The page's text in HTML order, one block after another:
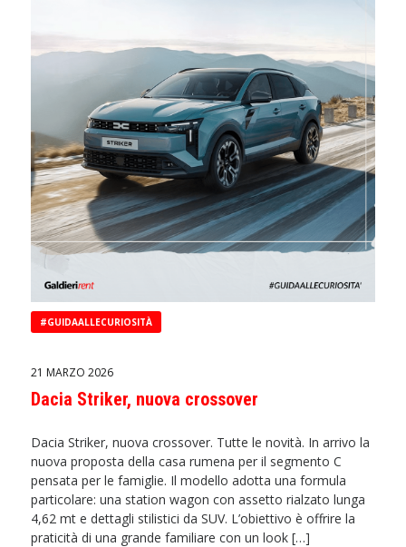
#GUIDAALLECURIOSITÀ
21 MARZO 2026
Dacia Striker, nuova crossover
Dacia Striker, nuova crossover. Tutte le novità. In arrivo la
nuova proposta della casa rumena per il segmento C
pensata per le famiglie. Il modello adotta una formula
particolare: una station wagon con assetto rialzato lunga
4,62 mt e dettagli stilistici da SUV. L’obiettivo è offrire la
praticità di una grande familiare con un look […]